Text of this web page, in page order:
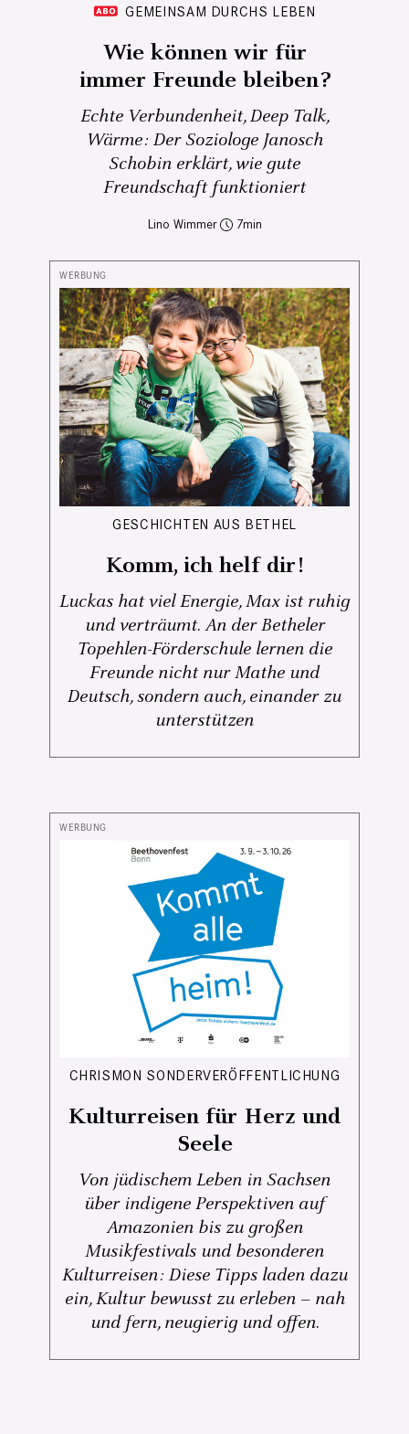
GEMEINSAM DURCHS LEBEN
Wie können wir für
immer Freunde bleiben?
Echte Verbundenheit, Deep Talk,
Wärme: Der Soziologe Janosch
Schobin erklärt, wie gute
Freundschaft funktioniert
Lino Wimmer 7
GESCHICHTEN AUS BETHEL
Komm, ich helf dir!
Luckas hat viel Energie, Max ist ruhig
und verträumt. An der Betheler
Topehlen-Förderschule lernen die
Freunde nicht nur Mathe und
Deutsch, sondern auch, einander zu
unterstützen
CHRISMON SONDERVERÖFFENTLICHUNG
Kulturreisen für Herz und
Seele
Von jüdischem Leben in Sachsen
über indigene Perspektiven auf
Amazonien bis zu großen
Musikfestivals und besonderen
Kulturreisen: Diese Tipps laden dazu
ein, Kultur bewusst zu erleben – nah
und fern, neugierig und offen.